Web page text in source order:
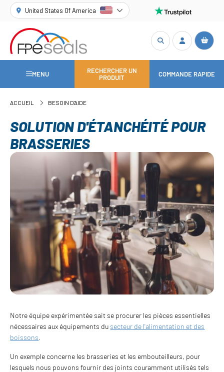
United States Of America
MENU
RECHERCHER UN
PRODUIT
COMMANDE RAPIDE
ACCUEIL BESOIN D'AIDE
SOLUTION D'ÉTANCHÉITÉ POUR
BRASSERIES
Notre équipe expérimentée sait se procurer les pièces essentielles
nécessaires aux équipements du secteur de l'alimentation et des
boissons.
Un exemple concerne les brasseries et les embouteilleurs, pour
lesquels nous pouvons fournir des joints couramment utilisés tels